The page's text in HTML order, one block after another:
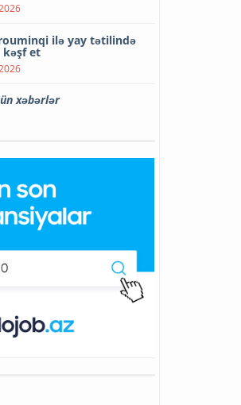
ilə yay tətilində
kəşf et
xəbərlər